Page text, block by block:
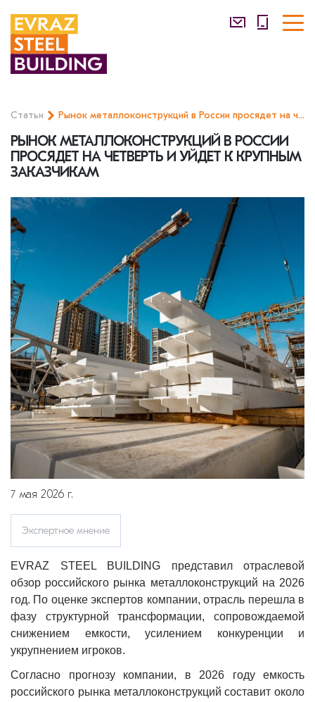
Статьи Рынок металлоконструкций в России просядет на четверть и уйдет к крупным заказчикам
РЫНОК МЕТАЛЛОКОНСТРУКЦИЙ В РОССИИ
ПРОСЯДЕТ НА ЧЕТВЕРТЬ И УЙДЕТ К КРУПНЫМ
ЗАКАЗЧИКАМ
7 мая 2026 г.
Экспертное мнение
EVRAZ STEEL BUILDING представил отраслевой
обзор российского рынка металлоконструкций на 2026
год. По оценке экспертов компании, отрасль перешла в
фазу структурной трансформации, сопровождаемой
снижением емкости, усилением конкуренции и
укрупнением игроков.
Согласно прогнозу компании, в 2026 году емкость
российского рынка металлоконструкций составит около